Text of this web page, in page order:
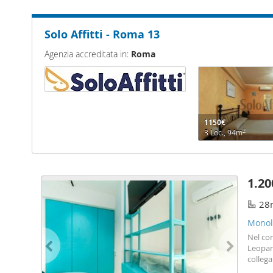
Solo Affitti - Roma 13
Agenzia accreditata in: Roma
1150€
3 Loc., 94m2
Nel